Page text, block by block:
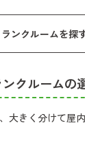
ンクルームを探
クルームの
大きく分けて屋